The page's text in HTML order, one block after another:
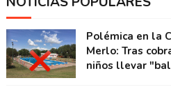
Polémica en la
Merlo: Tras
niños llevar